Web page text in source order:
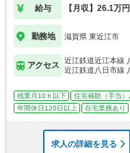
給与 【月収】26.1万
勤務地 滋賀県 東近江市
アクセス
近江鉄道近江本線
近江鉄道八日市線
残業月10ｈ以下 住宅補助（手当）
年間休日120日以上
在宅業務あり
求人の詳細を見る